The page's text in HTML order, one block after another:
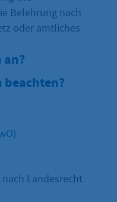
Belehrung nach
oder amtliches
an?
beachten?
Landesrecht